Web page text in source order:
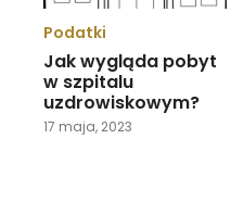
Podatki
Jak wygląda pobyt
w szpitalu
uzdrowiskowym?
17 maja, 2023